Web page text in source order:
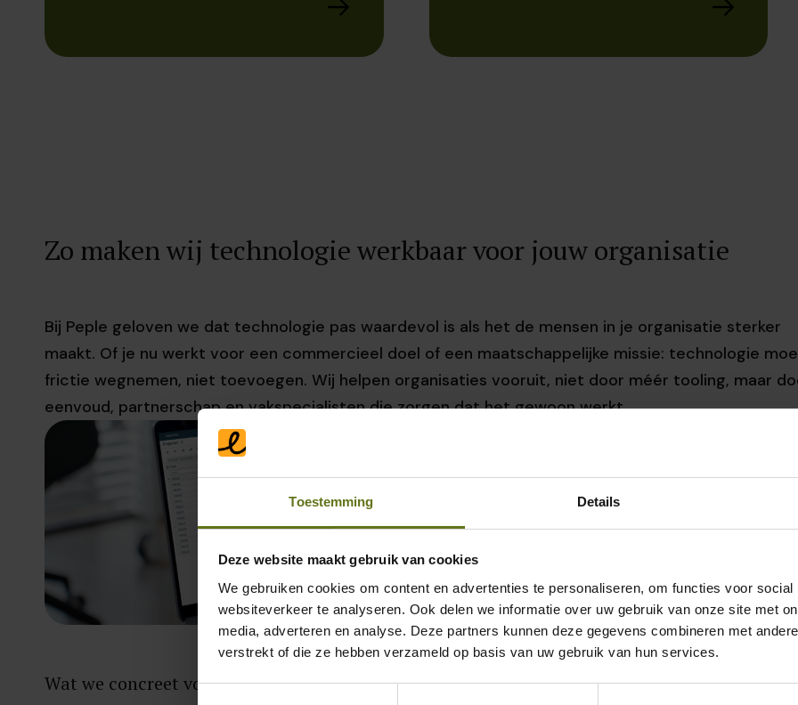
Toestemming Details
Deze website maakt gebruik van cookies
We gebruiken cookies om content en advertenties te personaliseren, om functies voor social
websiteverkeer te analyseren. Ook delen we informatie over uw gebruik van onze site met
media, adverteren en analyse. Deze partners kunnen deze gegevens combineren met
verstrekt of die ze hebben verzameld op basis van uw gebruik van hun services.
Toestemmingsselectie
Zo maken wij technologie werkbaar voor jouw organisatie
Bij Peple geloven we dat technologie pas waardevol is als het de mensen in je organisatie sterker
maakt. Of je nu werkt voor een commercieel doel of een maatschappelijke missie: technologie
frictie wegnemen, niet toevoegen. Wij helpen organisaties vooruit, niet door méér tooling, maar
eenvoud, partnerschap en vakspecialisten die zorgen dat het gewoon werkt.
Wat we concreet voor je doen De Peple Journey